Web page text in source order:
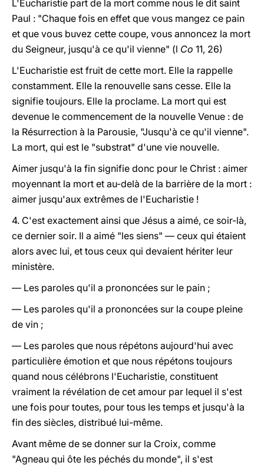
L'Eucharistie part de la mort comme nous le dit saint
Paul : "Chaque fois en effet que vous mangez ce pain
et que vous buvez cette coupe, vous annoncez la mort
du Seigneur, jusqu'à ce qu'il vienne" (l Co 11, 26)
L'Eucharistie est fruit de cette mort. Elle la rappelle
constamment. Elle la renouvelle sans cesse. Elle la
signifie toujours. Elle la proclame. La mort qui est
devenue le commencement de la nouvelle Venue : de
la Résurrection à la Parousie, "Jusqu'à ce qu'il vienne".
La mort, qui est le "substrat" d'une vie nouvelle.
Aimer jusqu'à la fin signifie donc pour le Christ : aimer
moyennant la mort et au-delà de la barrière de la mort :
aimer jusqu'aux extrêmes de l'Eucharistie !
4. C'est exactement ainsi que Jésus a aimé, ce soir-là,
ce dernier soir. Il a aimé "les siens" — ceux qui étaient
alors avec lui, et tous ceux qui devaient hériter leur
ministère.
— Les paroles qu'il a prononcées sur le pain ;
— Les paroles qu'il a prononcées sur la coupe pleine
de vin ;
— Les paroles que nous répétons aujourd'hui avec
particulière émotion et que nous répétons toujours
quand nous célébrons l'Eucharistie, constituent
vraiment la révélation de cet amour par lequel il s'est
une fois pour toutes, pour tous les temps et jusqu'à la
fin des siècles, distribué lui-même.
Avant même de se donner sur la Croix, comme
"Agneau qui ôte les péchés du monde", il s'est